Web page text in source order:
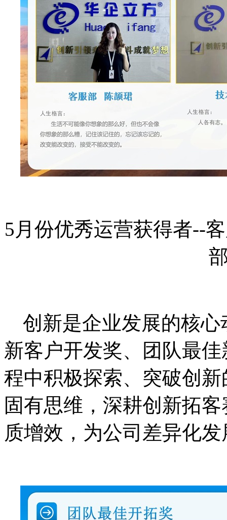
5月份优秀运营获得者--
创新是企业发展的核
新客户开发奖、团队最
程中积极探索、突破创
固有思维，深耕创新拓
质增效，为公司差异化